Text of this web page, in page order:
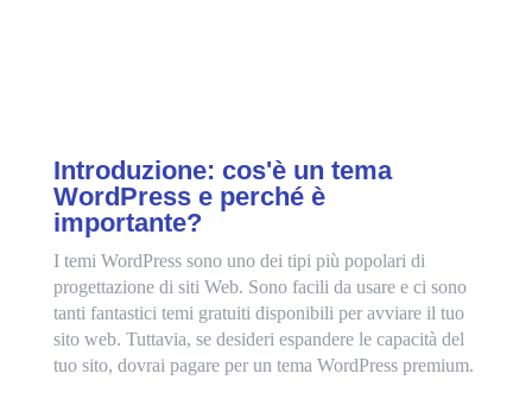
Introduzione: cos'è un tema
WordPress e perché è
importante?
I temi WordPress sono uno dei tipi più popolari di
progettazione di siti Web. Sono facili da usare e ci sono
tanti fantastici temi gratuiti disponibili per avviare il tuo
sito web. Tuttavia, se desideri espandere le capacità del
tuo sito, dovrai pagare per un tema WordPress premium.